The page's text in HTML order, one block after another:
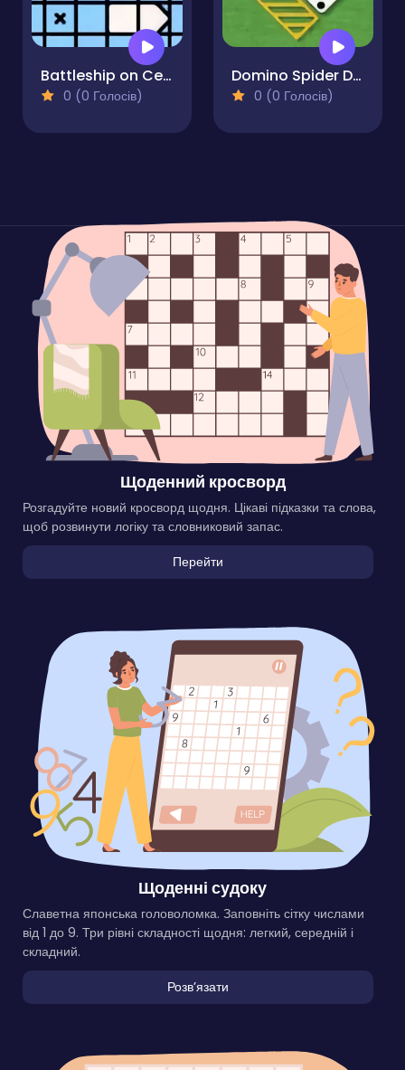
Battleship on Cells
0 (0 Голосів)
Domino Spider Duel
0 (0 Голосів)
Щоденний кросворд
Розгадуйте новий кросворд щодня. Цікаві підказки та слова,
щоб розвинути логіку та словниковий запас.
Перейти
Щоденні судоку
Славетна японська головоломка. Заповніть сітку числами
від 1 до 9. Три рівні складності щодня: легкий, середній і
складний.
Розвʼязати